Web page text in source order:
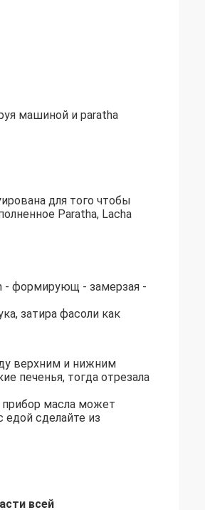
машиной и paratha
для того чтобы
Paratha, Lacha
- формирующ - замерзая -
затира фасоли как
верхним и нижним
печенья, тогда отрезала
прибор масла может
сделайте из
всей